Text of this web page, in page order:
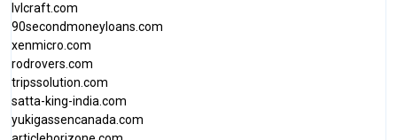
lvlcraft.com
90secondmoneyloans.com
xenmicro.com
rodrovers.com
tripssolution.com
satta-king-india.com
yukigassencanada.com